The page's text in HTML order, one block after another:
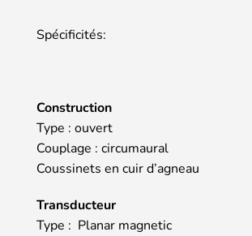
Spécificités:
Construction
Type : ouvert
Couplage : circumaural
Coussinets en cuir d’agneau
Transducteur
Type : Planar magnetic